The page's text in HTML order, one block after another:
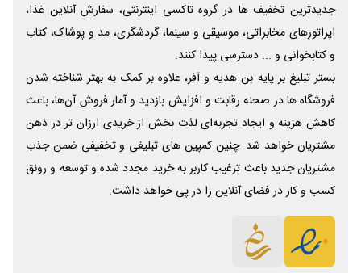
جدیدترین تخفیف ها در گروه تاکسی اینترنتی، سفارش آنلاین غذا،
اپراتورهای مخابراتی، موسیقی و سینما، گردشگری، مد و پوشاک، کتاب
و کتابخوانی و ... دسترسی پیدا کنند.
بستر تبلیغ بر پایه بن هدیه و آفر، علاوه بر کمک به بهتر شناخته شدن
فروشگاه ها در صحنه رقابت و افزایش بازدید و آمار فروش آن‌ها، باعث
کاهش هزینه و ایجاد تجربه‌ای لذت بخش از خریدی ارزان تر در ذهن
مشتریان خواهد شد. چنین کمپین های تبلیغی و تخفیفی ضمن جذب
مشتریان جدید باعث ترغیب کاربر به خرید مجدد شده و توسعه و رونق
کسب و کار در فضای آنلاین را در پی خواهد داشت.